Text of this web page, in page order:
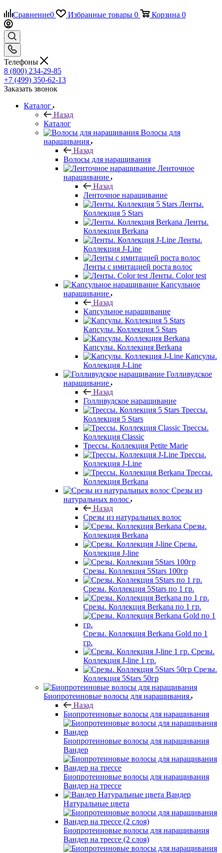
Сравнение0 Избранные товары 0 Корзина 0
Телефоны
8 (800) 234-29-85
+7 (499) 350-62-13
Заказать звонок
Каталог
Назад
Каталог
Волосы для
наращивания
Назад
Волосы для наращивания
Ленточное
наращивание
Назад
Ленточное наращивание
Ленты.
Коллекция 5 Stars
Ленты.
Коллекция Berkana
Ленты.
Коллекция J-Line
Ленты с имитацией роста волос
Ленты. Color test
Капсульное
наращивание
Назад
Капсульное наращивание
Капсулы. Коллекция 5 Stars
Капсулы. Коллекция Berkana
Капсулы.
Коллекция J-Line
Голливудское
наращивание
Назад
Голливудское наращивание
Трессы.
Коллекция 5 Stars
Трессы.
Коллекция Classic
Трессы. Коллекция Petite Marie
Трессы.
Коллекция J-Line
Трессы.
Коллекция Berkana
Срезы из
натуральных волос
Назад
Срезы из натуральных волос
Срезы.
Коллекция Berkana
Срезы.
Коллекция J-line
Срезы. Коллекция 5Stars 100гр
Срезы. Коллекция 5Stars по 1 гр.
Срезы. Коллекция Berkana по 1 гр.
Срезы. Коллекция Berkana Gold по 1
гр.
Срезы.
Коллекция J-line 1 гр.
Срезы.
Коллекция 5Stars 50гр
Биопротеиновые волосы для наращивания
Назад
Биопротеиновые волосы для наращивания
Биопротеиновые волосы для наращивания
Вандер
Биопротеиновые волосы для наращивания
Вандер на трессе
Вандер
Натуральные цвета
Биопротеиновые волосы для наращивания
Вандер на трессе (2 слоя)